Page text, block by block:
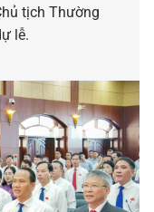
tịch Thường
lễ.